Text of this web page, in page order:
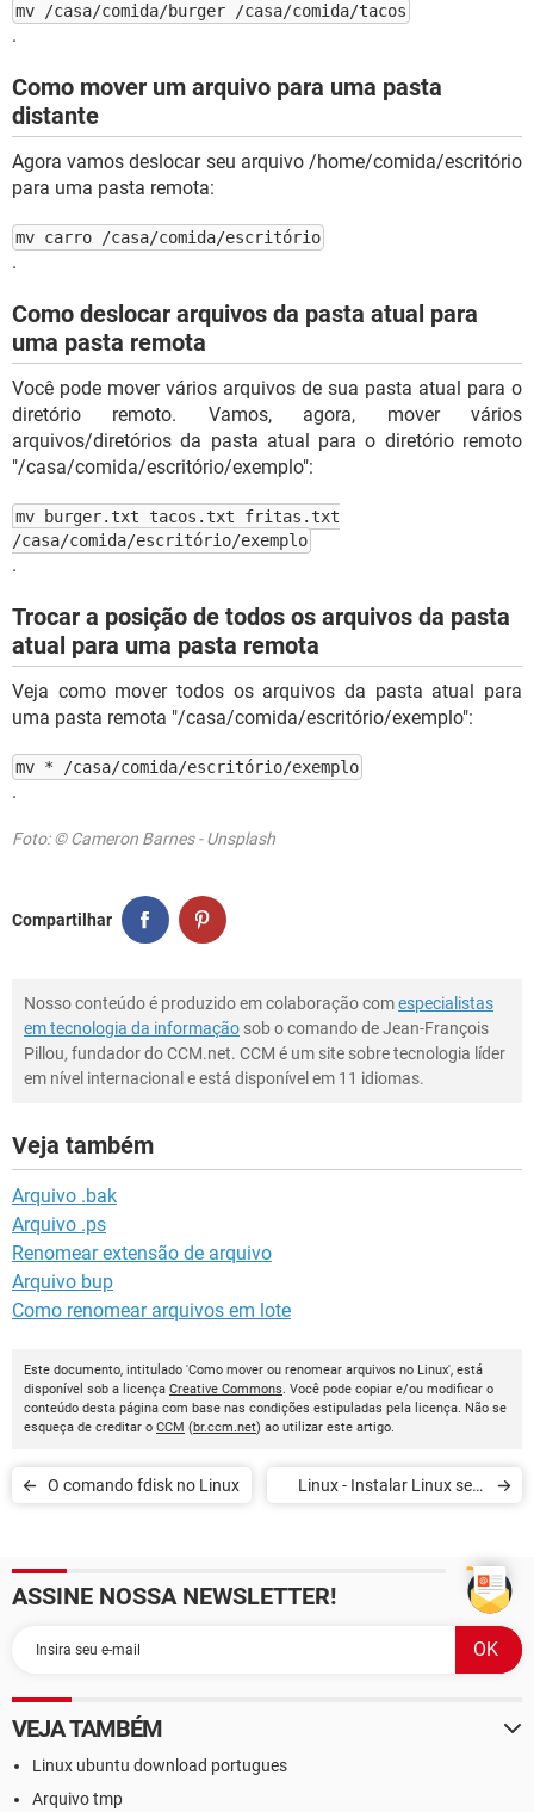
mv /casa/comida/burger /casa/comida/tacos
.
Como mover um arquivo para uma pasta
distante
Agora vamos deslocar seu arquivo /home/comida/escritório
para uma pasta remota:
mv carro /casa/comida/escritório
.
Como deslocar arquivos da pasta atual para
uma pasta remota
Você pode mover vários arquivos de sua pasta atual para o
diretório remoto. Vamos, agora, mover vários
arquivos/diretórios da pasta atual para o diretório remoto
"/casa/comida/escritório/exemplo":
mv burger.txt tacos.txt fritas.txt
/casa/comida/escritório/exemplo
.
Trocar a posição de todos os arquivos da pasta
atual para uma pasta remota
Veja como mover todos os arquivos da pasta atual para
uma pasta remota "/casa/comida/escritório/exemplo":
mv * /casa/comida/escritório/exemplo
.
Foto: © Cameron Barnes - Unsplash
Compartilhar
Nosso conteúdo é produzido em colaboração comespecialistas
em tecnologia da informação sob o comando de Jean-François
Pillou, fundador do CCM.net. CCM é um site sobre tecnologia líder
em nível internacional e está disponível em 11 idiomas.
Veja também
Arquivo .bak
Arquivo .ps
Renomear extensão de arquivo
Arquivo bup
Como renomear arquivos em lote
Este documento, intitulado 'Como mover ou renomear arquivos no Linux', está
disponível sob a licença Creative Commons. Você pode copiar e/ou modificar o
conteúdo desta página com base nas condições estipuladas pela licença. Não se
esqueça de creditar o CCM (br.ccm.net) ao utilizar este artigo.
O comando fdisk no Linux
Linux - Instalar Linux sem
ASSINE NOSSA NEWSLETTER!
VEJA TAMBÉM
Linux ubuntu download portugues
Arquivo tmp